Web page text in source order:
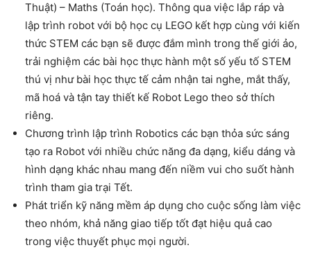
Thuật) – Maths (Toán học). Thông qua việc lắp ráp và
lập trình robot với bộ học cụ LEGO kết hợp cùng với kiến
thức STEM các bạn sẽ được đắm mình trong thế giới ảo,
trải nghiệm các bài học thực hành một số yếu tố STEM
thú vị như bài học thực tế cảm nhận tai nghe, mắt thấy,
mã hoá và tận tay thiết kế Robot Lego theo sở thích
riêng.
Chương trình lập trình Robotics các bạn thỏa sức sáng
tạo ra Robot với nhiều chức năng đa dạng, kiểu dáng và
hình dạng khác nhau mang đến niềm vui cho suốt hành
trình tham gia trại Tết.
Phát triển kỹ năng mềm áp dụng cho cuộc sống làm việc
theo nhóm, khả năng giao tiếp tốt đạt hiệu quả cao
trong việc thuyết phục mọi người.